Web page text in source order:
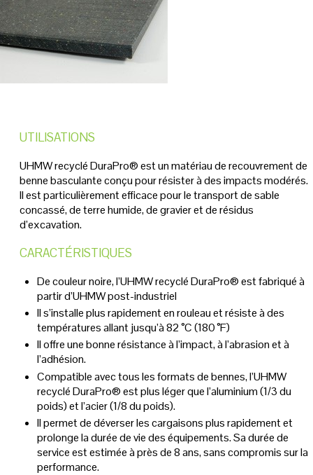
UTILISATIONS
UHMW recyclé DuraPro® est un matériau de recouvrement de
benne basculante conçu pour résister à des impacts modérés.
Il est particulièrement efficace pour le transport de sable
concassé, de terre humide, de gravier et de résidus
d’excavation.
CARACTÉRISTIQUES
De couleur noire, l’UHMW recyclé DuraPro® est fabriqué à
partir d’UHMW post-industriel
Il s’installe plus rapidement en rouleau et résiste à des
températures allant jusqu’à 82 °C (180 °F)
Il offre une bonne résistance à l’impact, à l’abrasion et à
l’adhésion.
Compatible avec tous les formats de bennes, l’UHMW
recyclé DuraPro® est plus léger que l’aluminium (1/3 du
poids) et l’acier (1/8 du poids).
Il permet de déverser les cargaisons plus rapidement et
prolonge la durée de vie des équipements. Sa durée de
service est estimée à près de 8 ans, sans compromis sur la
performance.